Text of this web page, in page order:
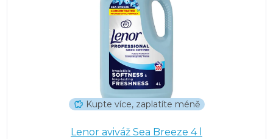
Kupte více, zaplatíte méně
Lenor aviváž Sea Breeze 4 l